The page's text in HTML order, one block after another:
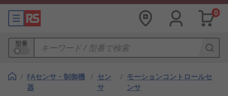
0
型番
/ FAセンサ・制御機
器
/ セン
サ
/ モーションコントロールセ
ンサ